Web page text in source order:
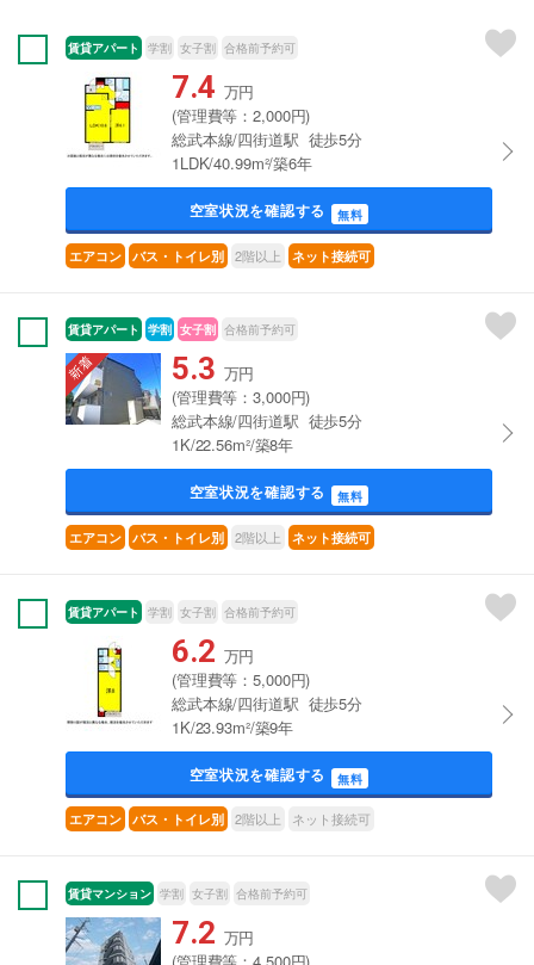
賃貸アパート 学割 女子割 合格前予約可
7.4 万円
(管理費等：2,000円)
総武本線/四街道駅 徒歩5分
1LDK/40.99m²/築6年
空室状況を確認する 無料
エアコン バス・トイレ別 2階以上 ネット接続可
賃貸アパート 学割 女子割 合格前予約可
5.3 万円
(管理費等：3,000円)
総武本線/四街道駅 徒歩5分
1K/22.56m²/築8年
空室状況を確認する 無料
エアコン バス・トイレ別 2階以上 ネット接続可
賃貸アパート 学割 女子割 合格前予約可
6.2 万円
(管理費等：5,000円)
総武本線/四街道駅 徒歩5分
1K/23.93m²/築9年
空室状況を確認する 無料
エアコン バス・トイレ別 2階以上 ネット接続可
賃貸マンション 学割 女子割 合格前予約可
7.2 万円
(管理費等：4,500円)